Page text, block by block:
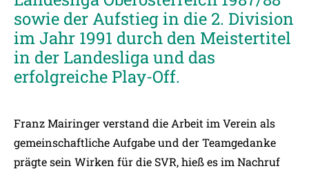
sowie der Aufstieg in die 2. Division
im Jahr 1991 durch den Meistertitel
in der Landesliga und das
erfolgreiche Play-Off.
Franz Mairinger verstand die Arbeit im Verein als
gemeinschaftliche Aufgabe und der Teamgedanke
prägte sein Wirken für die SVR, hieß es im Nachruf